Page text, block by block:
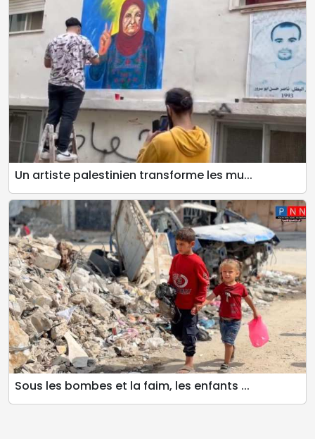
Un artiste palestinien transforme les mu...
Sous les bombes et la faim, les enfants ...